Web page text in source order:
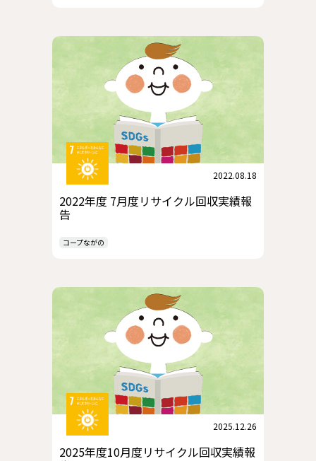
2022.08.18
2022年度 7月度リサイクル回収実績報
告
コープながの
2025.12.26
2025年度10月度リサイクル回収実績報